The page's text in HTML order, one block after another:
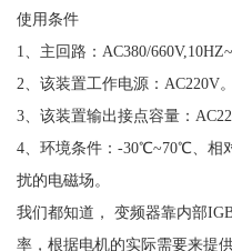
使用条件
1、主回路：AC380/
2、该装置工作电源：AC220V。
3、该装置输出接点容量：
4、环境条件：-30℃~70℃、相
扰的电磁场。
我们都知道， 变频器靠内部
率，根据电机的实际需要来提